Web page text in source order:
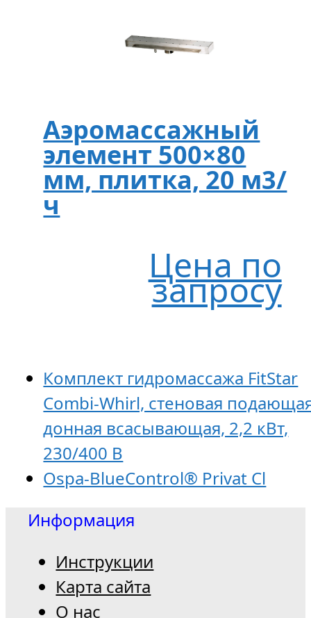
Аэромассажный
элемент 500×80
мм, плитка, 20 м3/
ч
Цена по
запросу
Комплект гидромассажа FitStar
Combi-Whirl, стеновая
донная всасывающая, 2,2 кВт,
230/400 В
Ospa-BlueControl® Privat Cl
Информация
Инструкции
Карта сайта
О нас